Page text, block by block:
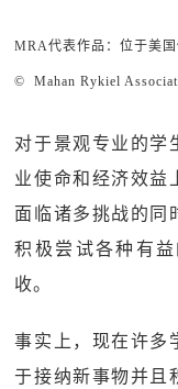
MRA代表作品：位于美
© Mahan Rykiel
对于景观专业的学
业使命和经济效益
面临诸多挑战的同
积极尝试各种有
收。
事实上，现在许多
于接纳新事物并且